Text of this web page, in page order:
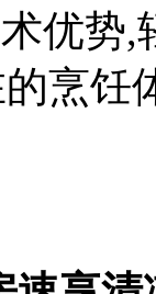
优势
烹饪